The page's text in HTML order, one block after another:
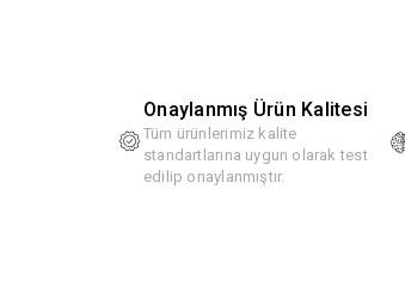
Onaylanmış Ürün Kalitesi
Tüm ürünlerimiz kalite
standartlarına uygun olarak test
edilip onaylanmıştır.